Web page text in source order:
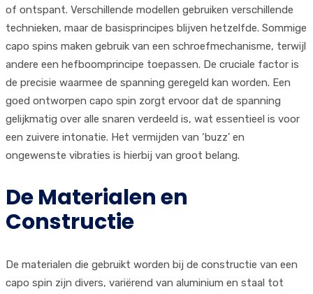
of ontspant. Verschillende modellen gebruiken verschillende
technieken, maar de basisprincipes blijven hetzelfde. Sommige
capo spins maken gebruik van een schroefmechanisme, terwijl
andere een hefboomprincipe toepassen. De cruciale factor is
de precisie waarmee de spanning geregeld kan worden. Een
goed ontworpen capo spin zorgt ervoor dat de spanning
gelijkmatig over alle snaren verdeeld is, wat essentieel is voor
een zuivere intonatie. Het vermijden van ‘buzz’ en
ongewenste vibraties is hierbij van groot belang.
De Materialen en
Constructie
De materialen die gebruikt worden bij de constructie van een
capo spin zijn divers, variërend van aluminium en staal tot